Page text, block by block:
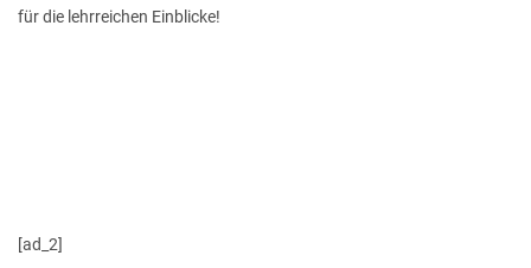
für die lehrreichen Einblicke!
[ad_2]